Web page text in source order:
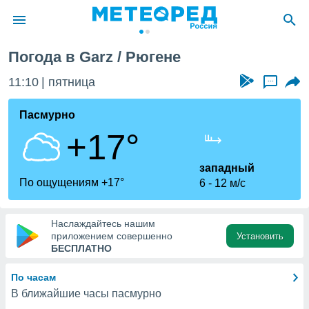
о
Вы можете
к этому
доступ
Погода в Garz / Рюгене
11:10 пятница ...
Пасмурно
+17°
По ощущениям +17°
западный
6
12 м/с
Наслаждайтесь нашим
приложением совершенно
БЕСПЛАТНО
Установить
По часам
В ближайшие часы пасмурно